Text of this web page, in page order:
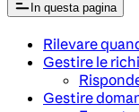
In questa pagina
Rilevare
Gestire le
Gestire